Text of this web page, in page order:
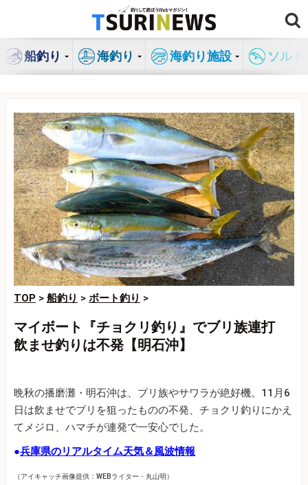
ン
船釣り 海釣り 海釣り施設 ソル
TOP > 船釣り > ボート釣り >
マイボート『チョクリ釣り』でブリ族連打
飲ませ釣りは不発【明石沖】
晩秋の播磨灘・明石沖は、ブリ族やサワラが絶好機。11月6
日は飲ませでブリを狙ったものの不発、チョクリ釣りにかえ
てメジロ、ハマチが連発で一安心でした。
●兵庫県のリアルタイム天気＆風波情報
（アイキャッチ画像提供：WEBライター・丸山明）